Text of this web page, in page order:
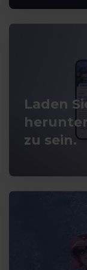
Laden
zu sein.